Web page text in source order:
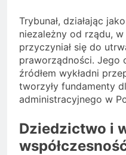
Trybunał, działając
niezależny od rządu,
przyczyniał się do
praworządności. Jego
źródłem wykładni
tworzyły fundamenty
administracyjnego w
Dziedzictwo i